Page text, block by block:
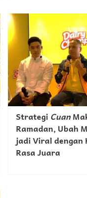
Strategi Cuan
Ramadan, Ubah
jadi Viral dengan
Rasa Juara